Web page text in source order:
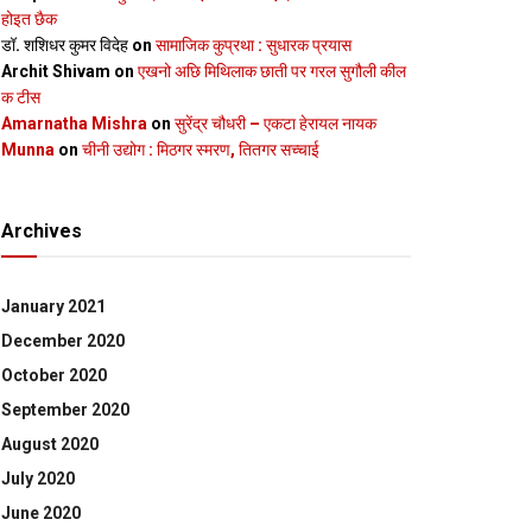
होइत छैक
डॉ. शशिधर कुमर विदेह on सामाजिक कुप्रथा : सुधारक प्रयास
Archit Shivam on एखनो अछि मिथिलाक छाती पर गरल सुगौली कील
क टीस
Amarnatha Mishra on सुरेंद्र चौधरी – एकटा हेरायल नायक
Munna on चीनी उद्योग : मिठगर स्‍मरण, तितगर सच्‍चाई
Archives
January 2021
December 2020
October 2020
September 2020
August 2020
July 2020
June 2020